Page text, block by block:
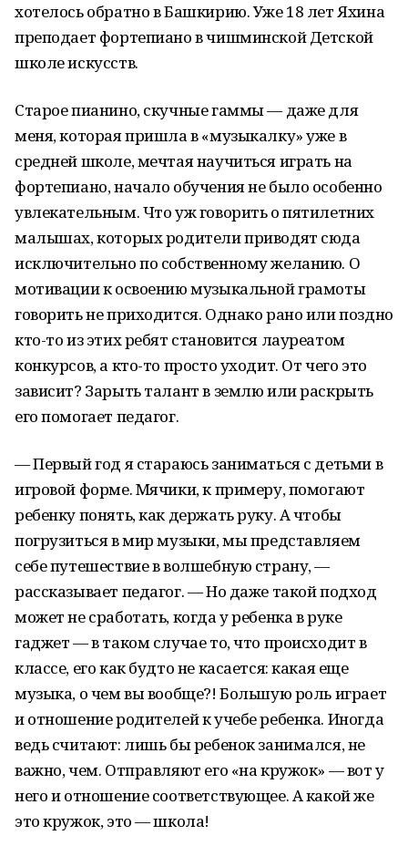
хотелось обратно в Башкирию. Уже 18 лет Яхина
преподает фортепиано в чишминской Детской
школе искусств.
Старое пианино, скучные гаммы — даже для
меня, которая пришла в «музыкалку» уже в
средней школе, мечтая научиться играть на
фортепиано, начало обучения не было особенно
увлекательным. Что уж говорить о пятилетних
малышах, которых родители приводят сюда
исключительно по собственному желанию. О
мотивации к освоению музыкальной грамоты
говорить не приходится. Однако рано или поздно
кто-то из этих ребят становится лауреатом
конкурсов, а кто-то просто уходит. От чего это
зависит? Зарыть талант в землю или раскрыть
его помогает педагог.
— Первый год я стараюсь заниматься с детьми в
игровой форме. Мячики, к примеру, помогают
ребенку понять, как держать руку. А чтобы
погрузиться в мир музыки, мы представляем
себе путешествие в волшебную страну, —
рассказывает педагог. — Но даже такой подход
может не сработать, когда у ребенка в руке
гаджет — в таком случае то, что происходит в
классе, его как будто не касается: какая еще
музыка, о чем вы вообще?! Большую роль играет
и отношение родителей к учебе ребенка. Иногда
ведь считают: лишь бы ребенок занимался, не
важно, чем. Отправляют его «на кружок» — вот у
него и отношение соответствующее. А какой же
это кружок, это — школа!